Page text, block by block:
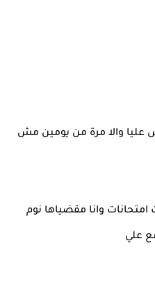
عليا والا مرة من يومين مش
وانا مقضياها نوم
علي